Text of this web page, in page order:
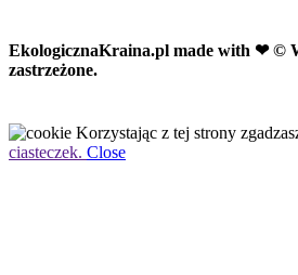
EkologicznaKraina.pl made with ❤ ©
zastrzeżone.
Korzystając z tej strony
ciasteczek. Close